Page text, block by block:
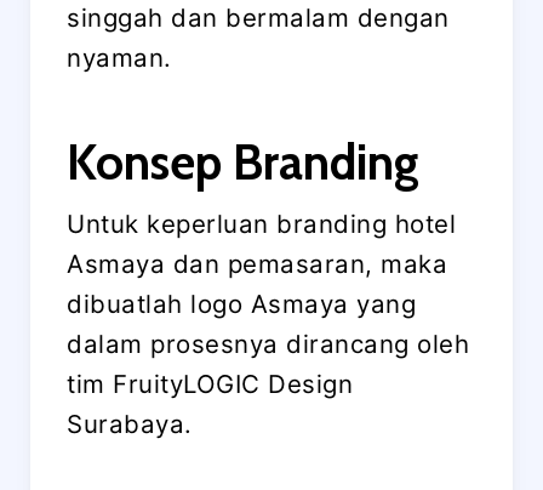
singgah dan bermalam dengan
nyaman.
Konsep Branding
Untuk keperluan branding hotel
Asmaya dan pemasaran, maka
dibuatlah logo Asmaya yang
dalam prosesnya dirancang oleh
tim FruityLOGIC Design
Surabaya.